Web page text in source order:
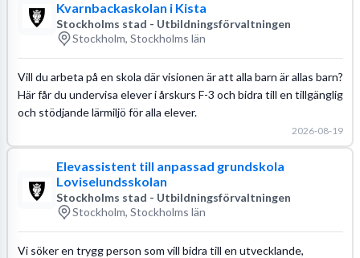
Kvarnbackaskolan i Kista
Stockholms stad - Utbildningsförvaltningen
Stockholm, Stockholms län
Vill du arbeta på en skola där visionen är att alla barn är allas barn?
Här får du undervisa elever i årskurs F-3 och bidra till en tillgänglig
och stödjande lärmiljö för alla elever.
2026-08-19
Elevassistent till anpassad grundskola
Loviselundsskolan
Stockholms stad - Utbildningsförvaltningen
Stockholm, Stockholms län
Vi söker en trygg person som vill bidra till en utvecklande,